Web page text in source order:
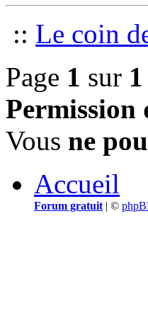
:: Le coin
Page 1 sur 1
Permission
Vous ne
Accueil
Forum gratuit | ©